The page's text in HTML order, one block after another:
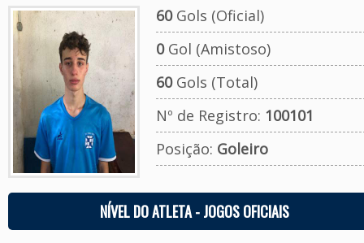
60Gols (Oficial)
0Gol (Amistoso)
60Gols (Total)
Nº de Registro: 100101
Posição: Goleiro
NÍVEL DO ATLETA - JOGOS OFICIAIS